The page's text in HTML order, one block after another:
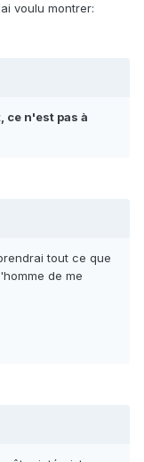
voulu montrer:
ce n'est pas à
tout ce que
de me